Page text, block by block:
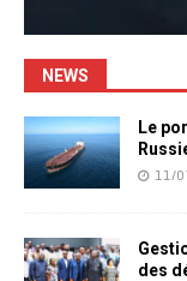
NEWS
Le
11/
des